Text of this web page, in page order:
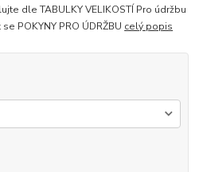
dle TABULKY VELIKOSTÍ Pro údržbu
POKYNY PRO ÚDRŽBU celý popis